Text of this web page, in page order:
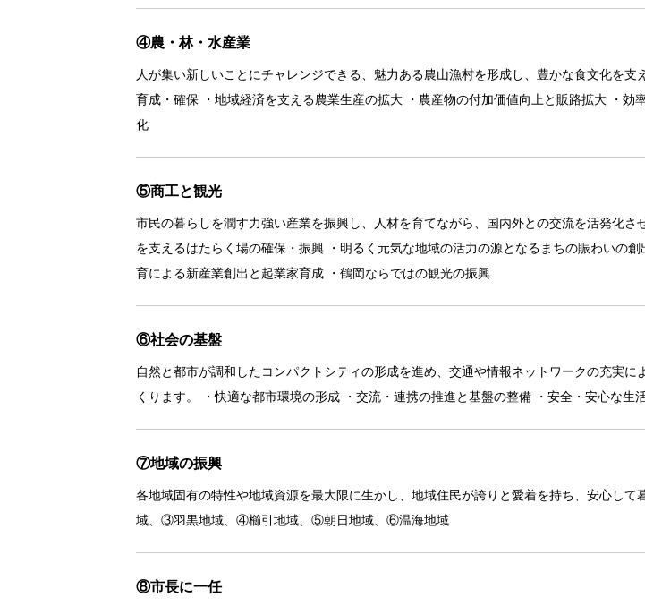
④農・林・水産業
人が集い新しいことにチャレンジできる、魅力ある農山漁村を形成し、豊かな食文化を
育成・確保 ・地域経済を支える農業生産の拡大 ・農産物の付加価値向上と販路拡大 ・
化
⑤商工と観光
市民の暮らしを潤す力強い産業を振興し、人材を育てながら、国内外との交流を活発化
を支えるはたらく場の確保・振興 ・明るく元気な地域の活力の源となるまちの賑わいの
育による新産業創出と起業家育成 ・鶴岡ならではの観光の振興
⑥社会の基盤
自然と都市が調和したコンパクトシティの形成を進め、交通や情報ネットワークの充実
くります。 ・快適な都市環境の形成 ・交流・連携の推進と基盤の整備 ・安全・安心な生
⑦地域の振興
各地域固有の特性や地域資源を最大限に生かし、地域住民が誇りと愛着を持ち、安心し
域、③羽黒地域、④櫛引地域、⑤朝日地域、⑥温海地域
⑧市長に一任